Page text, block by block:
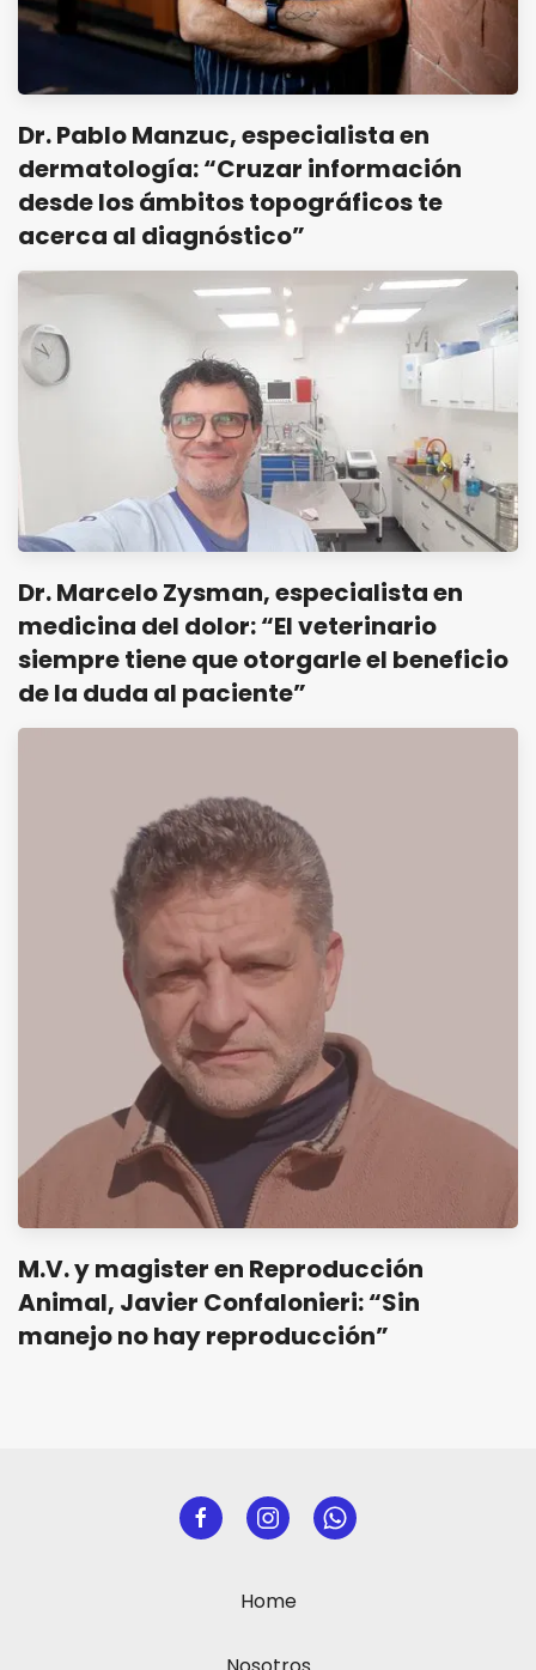
Dr. Pablo Manzuc, especialista en
dermatología: “Cruzar información
desde los ámbitos topográficos te
acerca al diagnóstico”
Dr. Marcelo Zysman, especialista en
medicina del dolor: “El veterinario
siempre tiene que otorgarle el beneficio
de la duda al paciente”
M.V. y magister en Reproducción
Animal, Javier Confalonieri: “Sin
manejo no hay reproducción”
Home